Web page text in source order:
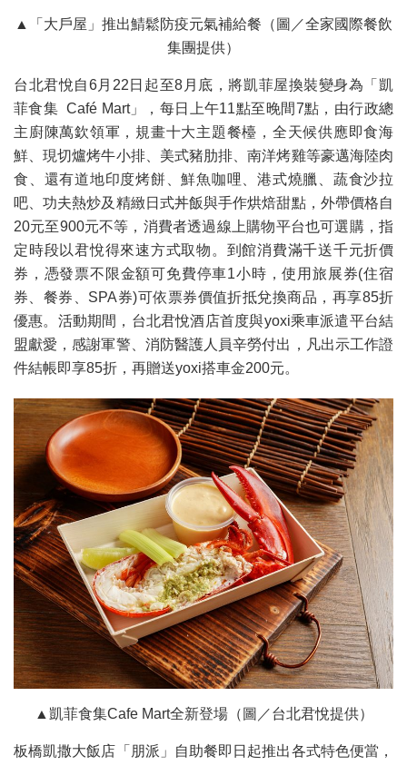
▲「大戶屋」推出鯖鬆防疫元氣補給餐（圖／全家國際餐飲
集團提供）
台北君悅自6月22日起至8月底，將凱菲屋換裝變身為「凱
菲食集 Café Mart」，每日上午11點至晚間7點，由行政總
主廚陳萬欽領軍，規畫十大主題餐檯，全天候供應即食海
鮮、現切爐烤牛小排、美式豬肋排、南洋烤雞等豪邁海陸肉
食、還有道地印度烤餅、鮮魚咖哩、港式燒臘、蔬食沙拉
吧、功夫熱炒及精緻日式丼飯與手作烘焙甜點，外帶價格自
20元至900元不等，消費者透過線上購物平台也可選購，指
定時段以君悅得來速方式取物。到館消費滿千送千元折價
券，憑發票不限金額可免費停車1小時，使用旅展券(住宿
券、餐券、SPA券)可依票券價值折抵兌換商品，再享85折
優惠。活動期間，台北君悅酒店首度與yoxi乘車派遣平台結
盟獻愛，感謝軍警、消防醫護人員辛勞付出，凡出示工作證
件結帳即享85折，再贈送yoxi搭車金200元。
▲凱菲食集Cafe Mart全新登場（圖／台北君悅提供）
板橋凱撒大飯店「朋派」自助餐即日起推出各式特色便當，